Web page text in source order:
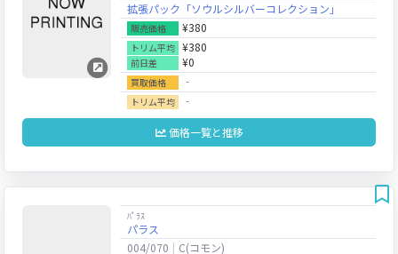
拡張パック「ソウルシルバーコレクション」
販売価格 ¥380
トリム平均 ¥380
前日差 ¥0
買取価格 ‐
トリム平均 ‐
価格一覧と推移
ﾊﾟﾗｽ
パラス
004/070
C(コモン)